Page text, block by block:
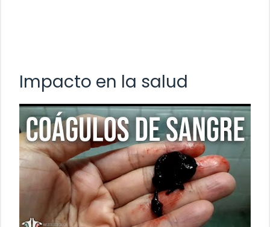
Impacto en la salud